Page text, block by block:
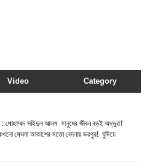
Video Category
: মোহাম্মদ সহিদুল আলম মানুষের জীবন বড়ই অদ্ভুত!
মেঘলা আকাশের মতো বেদনায় ভরপুর! ঘুমিয়ে